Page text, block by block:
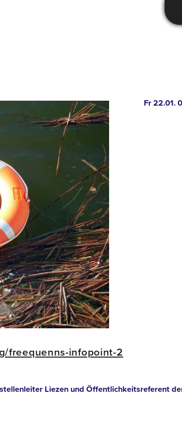
Fr 22.01.
freequenns-infopoint-2
Liezen und Öffentlichkeitsreferent